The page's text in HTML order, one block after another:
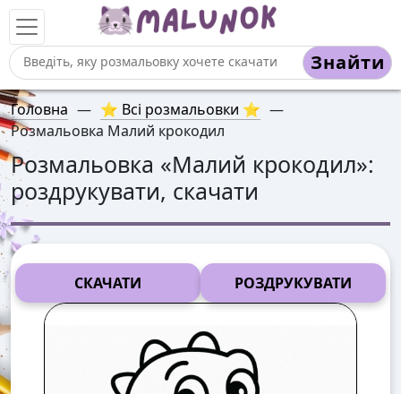
Знайти
Головна — ⭐ Всі розмальовки ⭐ —
Розмальовка Малий крокодил
Розмальовка «Малий крокодил»:
роздрукувати, скачати
СКАЧАТИ РОЗДРУКУВАТИ